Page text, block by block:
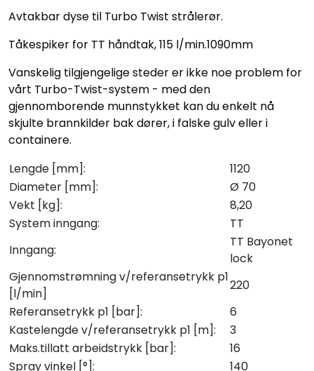
Avtakbar dyse til Turbo Twist strålerør.
Tåkespiker for TT håndtak, 115 l/min.1090mm
Vanskelig tilgjengelige steder er ikke noe problem for
vårt Turbo-Twist-system - med den
gjennomborende munnstykket kan du enkelt nå
skjulte brannkilder bak dører, i falske gulv eller i
containere.
Lengde [mm]:
1120
Diameter [mm]:
Ø 70
Vekt [kg]:
8,20
System inngang:
TT
Inngang:
TT Bayonet
lock
Gjennomstrømning v/referansetrykk p1
[l/min]
220
Referansetrykk p1 [bar]:
6
Kastelengde v/referansetrykk p1 [m]:
3
Maks.tillatt arbeidstrykk [bar]:
16
Spray vinkel [°]:
140